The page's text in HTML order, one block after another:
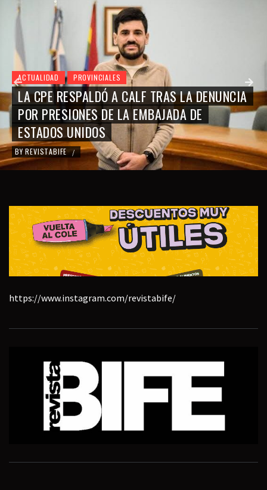
ACTUALIDAD PROVINCIALES
LA CPE RESPALDÓ A CALF TRAS LA DENUNCIA
POR PRESIONES DE LA EMBAJADA DE
ESTADOS UNIDOS
BY REVISTABIFE /
https://www.instagram.com/revistabife/